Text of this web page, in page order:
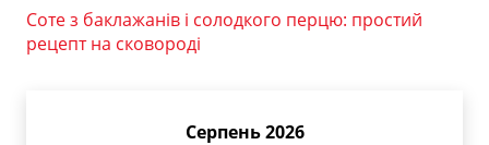
Соте з баклажанів і солодкого перцю: простий
рецепт на сковороді
Серпень 2026